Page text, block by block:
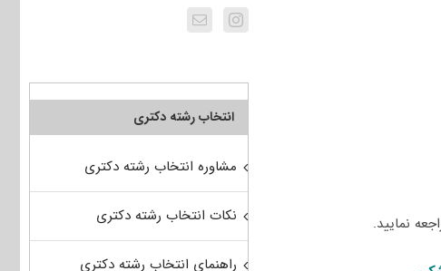
نمایید.
انتخاب رشته دکتری
مشاوره انتخاب رشته دکتری
نکات انتخاب رشته دکتری
راهنمای انتخاب رشته دکتری